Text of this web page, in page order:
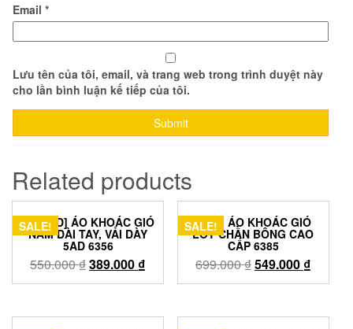
Email *
Lưu tên của tôi, email, và trang web trong trình duyệt này
cho lần bình luận kế tiếp của tôi.
Related products
SALE!
[AUZED] ÁO KHOÁC GIÓ
NAM DÀI TAY, VẢI DÀY
5AD 6356
550.000₫389.000 ₫
SALE!
[MỚI] ÁO KHOÁC GIÓ
LÓT CHẦN BÔNG CAO
CẤP 6385
699.000₫549.000 ₫